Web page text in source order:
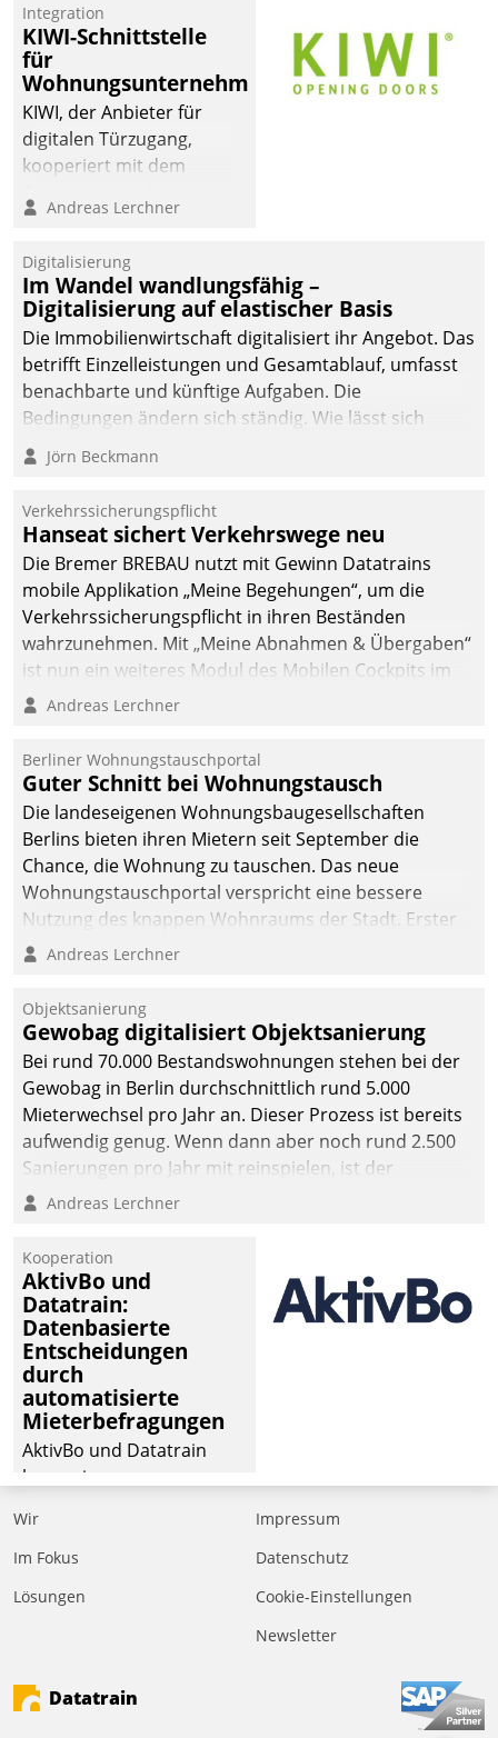
Integration
KIWI-Schnittstelle
für
Wohnungsunternehmen
KIWI, der Anbieter für
digitalen Türzugang,
kooperiert mit dem
Softwareentwicklungshaus
Andreas Lerchner
Digitalisierung
Im Wandel wandlungsfähig –
Digitalisierung auf elastischer Basis
Die Immobilienwirtschaft digitalisiert ihr Angebot. Das
betrifft Einzelleistungen und Gesamtablauf, umfasst
benachbarte und künftige Aufgaben. Die
Bedingungen ändern sich ständig. Wie lässt sich
technisch die Kontrolle wahren und zugleich Freiraum
fürs Wachsen öffnen?
Jörn Beckmann
Verkehrssicherungspflicht
Hanseat sichert Verkehrswege neu
Die Bremer BREBAU nutzt mit Gewinn Datatrains
mobile Applikation „Meine Begehungen“, um die
Verkehrssicherungspflicht in ihren Beständen
wahrzunehmen. Mit „Meine Abnahmen & Übergaben“
ist nun ein weiteres Modul des Mobilen Cockpits im
Einsatz.
Andreas Lerchner
Berliner Wohnungstauschportal
Guter Schnitt bei Wohnungstausch
Die landeseigenen Wohnungsbaugesellschaften
Berlins bieten ihren Mietern seit September die
Chance, die Wohnung zu tauschen. Das neue
Wohnungstauschportal verspricht eine bessere
Nutzung des knappen Wohnraums der Stadt. Erster
Anwendungsfall für Datatrains Lösung API-Hub mit
Unternehmen.
Andreas Lerchner
Objektsanierung
Gewobag digitalisiert Objektsanierung
Bei rund 70.000 Bestandswohnungen stehen bei der
Gewobag in Berlin durchschnittlich rund 5.000
Mieterwechsel pro Jahr an. Dieser Prozess ist bereits
aufwendig genug. Wenn dann aber noch rund 2.500
Sanierungen pro Jahr mit reinspielen, ist der
Betreuungs- und Organisationsaufwand immens. Im
kommunale Wohnungsbauunternehmen daher
gemeinsam mit der Berliner Datatrain GmbH den
Teilprozess der Objektsanierung digitalisiert.
Andreas Lerchner
Kooperation
AktivBo und
Datatrain:
Datenbasierte
Entscheidungen
durch
automatisierte
Mieterbefragungen
AktivBo und Datatrain
kooperieren –
profitieren: Die nahtlose
Integration der Lösungen
Datatrain ermöglicht
Mieterbefragungen – eine
starke Grundlage für
Wir
Im Fokus
Lösungen
Impressum
Datenschutz
Cookie-Einstellungen
Newsletter
Datatrain